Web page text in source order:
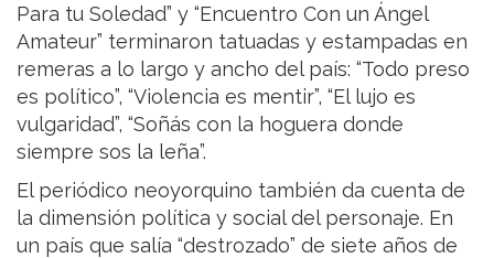
Para tu Soledad” y “Encuentro Con un Ángel
Amateur” terminaron tatuadas y estampadas en
remeras a lo largo y ancho del país: “Todo preso
es político”, “Violencia es mentir”, “El lujo es
vulgaridad”, “Soñás con la hoguera donde
siempre sos la leña”.
El periódico neoyorquino también da cuenta de
la dimensión política y social del personaje. En
un país que salía “destrozado” de siete años de